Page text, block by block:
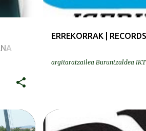
ERREKORRAK | RECORDS
argitaratzailea Buruntzaldea IKT
PRENTSA | PRENSA